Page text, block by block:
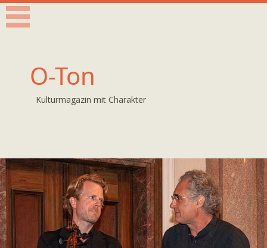
O-Ton
Kulturmagazin mit Charakter